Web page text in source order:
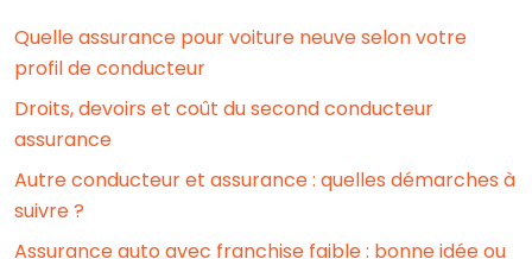
Quelle assurance pour voiture neuve selon votre
profil de conducteur
Droits, devoirs et coût du second conducteur
assurance
Autre conducteur et assurance : quelles démarches à
suivre ?
Assurance auto avec franchise faible : bonne idée ou